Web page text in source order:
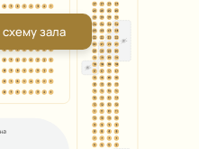
зала